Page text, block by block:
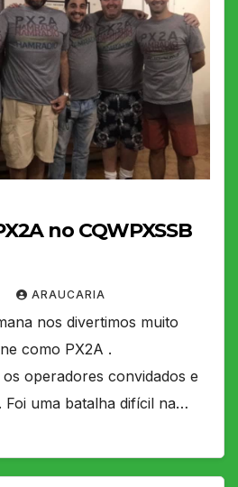
no CQWPXSSB
ARAUCARIA
nos divertimos muito
como PX2A .
operadores convidados e
Foi uma batalha difícil na…